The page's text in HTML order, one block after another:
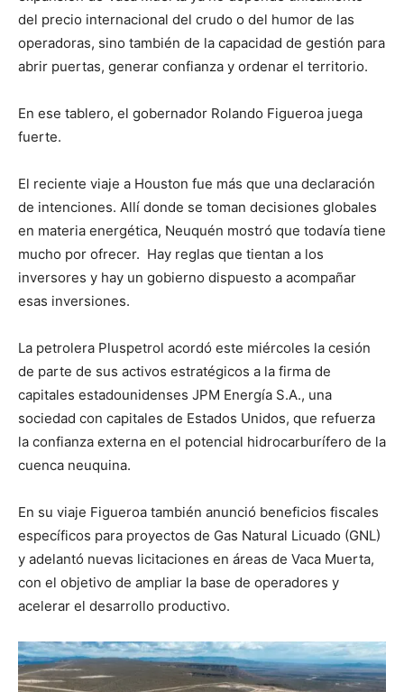
del precio internacional del crudo o del humor de las
operadoras, sino también de la capacidad de gestión para
abrir puertas, generar confianza y ordenar el territorio.
En ese tablero, el gobernador Rolando Figueroa juega
fuerte.
El reciente viaje a Houston fue más que una declaración
de intenciones. Allí donde se toman decisiones globales
en materia energética, Neuquén mostró que todavía tiene
mucho por ofrecer. Hay reglas que tientan a los
inversores y hay un gobierno dispuesto a acompañar
esas inversiones.
La petrolera Pluspetrol acordó este miércoles la cesión
de parte de sus activos estratégicos a la firma de
capitales estadounidenses JPM Energía S.A., una
sociedad con capitales de Estados Unidos, que refuerza
la confianza externa en el potencial hidrocarburífero de la
cuenca neuquina.
En su viaje Figueroa también anunció beneficios fiscales
específicos para proyectos de Gas Natural Licuado (GNL)
y adelantó nuevas licitaciones en áreas de Vaca Muerta,
con el objetivo de ampliar la base de operadores y
acelerar el desarrollo productivo.